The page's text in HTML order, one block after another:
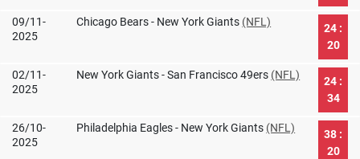
09/11-
2025
Chicago Bears - New York Giants (NFL)
24 :
20
02/11-
2025
New York Giants - San Francisco 49ers (NFL)
24 :
34
26/10-
2025
Philadelphia Eagles - New York Giants (NFL)
38 :
20